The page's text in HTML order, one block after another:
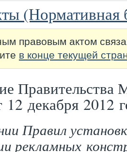
(Нормативная
правовым актом
в конце текущей
Правительства
декабря 2012
Правил
рекламных